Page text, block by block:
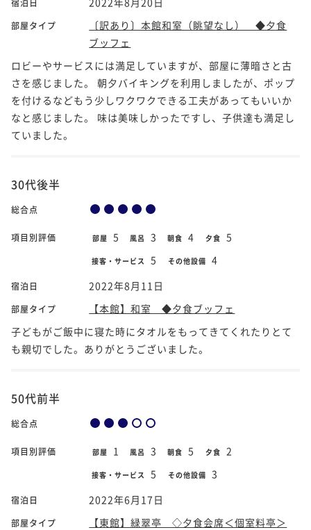
部屋タイプ
〔訳あり〕本館和室（眺望なし） ◆夕食
ブッフェ
ロビーやサービスには満足していますが、部屋に薄暗さと古
さを感じました。 朝夕バイキングを利用しましたが、ポップ
を付けるなどもう少しワクワクできる工夫があってもいいか
なと感じました。 味は美味しかったですし、子供達も満足し
ていました。
30代後半
総合点
項目別評価 部屋 5 風呂 3 朝食 4 夕食 5
接客・サービス 5 その他設備 4
宿泊日 2022年8月11日
部屋タイプ
【本館】和室 ◆夕食ブッフェ
子どもがご飯中に寝た時にタオルをもってきてくれたりとて
も親切でした。ありがとうございました。
50代前半
総合点
項目別評価 部屋 1 風呂 3 朝食 5 夕食 2
接客・サービス 5 その他設備 3
宿泊日 2022年6月17日
部屋タイプ
【東館】緑翠亭 ◇夕食会席＜個室料亭＞